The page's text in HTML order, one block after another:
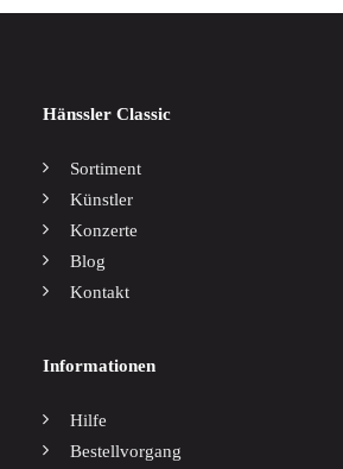
Hänssler Classic
Sortiment
Künstler
Konzerte
Blog
Kontakt
Informationen
Hilfe
Bestellvorgang